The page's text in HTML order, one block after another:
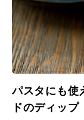
パスタにも使
ドのディッ